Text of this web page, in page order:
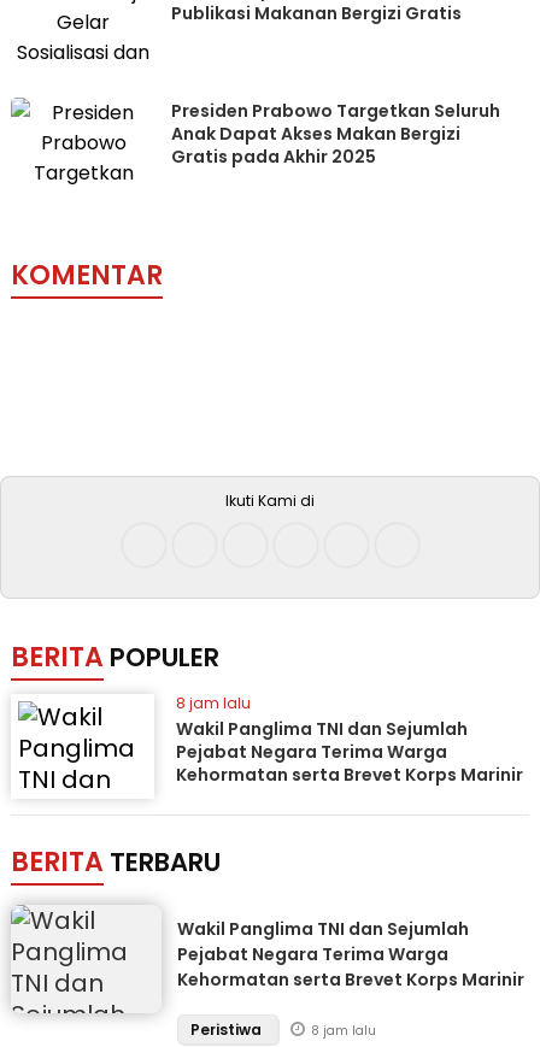
Publikasi Makanan Bergizi Gratis
Presiden Prabowo Targetkan Seluruh
Anak Dapat Akses Makan Bergizi
Gratis pada Akhir 2025
KOMENTAR
Ikuti Kami di
BERITA POPULER
8 jam lalu
Wakil Panglima TNI dan Sejumlah
Pejabat Negara Terima Warga
Kehormatan serta Brevet Korps Marinir
BERITA TERBARU
Wakil Panglima TNI dan Sejumlah
Pejabat Negara Terima Warga
Kehormatan serta Brevet Korps Marinir
Peristiwa 8 jam lalu